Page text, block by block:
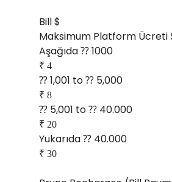
Bill $
Maksimum Platform Ücreti
Aşağıda ⁇ 1000
₹ 4
⁇ 1,001 to ⁇ 5,000
₹ 8
⁇ 5,001 to ⁇ 40.000
₹ 20
Yukarıda ⁇ 40.000
₹ 30